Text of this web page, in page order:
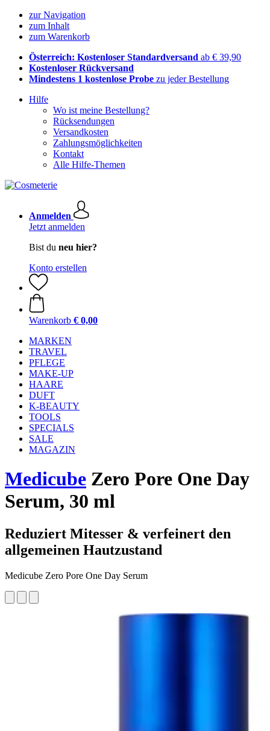
zur Navigation
zum Inhalt
zum Warenkorb
Österreich: Kostenloser Standardversand ab € 39,90
Kostenloser Rückversand
Mindestens 1 kostenlose Probe zu jeder Bestellung
Hilfe
Wo ist meine Bestellung?
Rücksendungen
Versandkosten
Zahlungsmöglichkeiten
Kontakt
Alle Hilfe-Themen
Anmelden
Jetzt anmelden
Bist du neu hier?
Konto erstellen
Warenkorb € 0,00
MARKEN
TRAVEL
PFLEGE
MAKE-UP
HAARE
DUFT
K-BEAUTY
TOOLS
SPECIALS
SALE
MAGAZIN
Medicube Zero Pore One Day
Serum, 30 ml
Reduziert Mitesser & verfeinert den
allgemeinen Hautzustand
Medicube Zero Pore One Day Serum